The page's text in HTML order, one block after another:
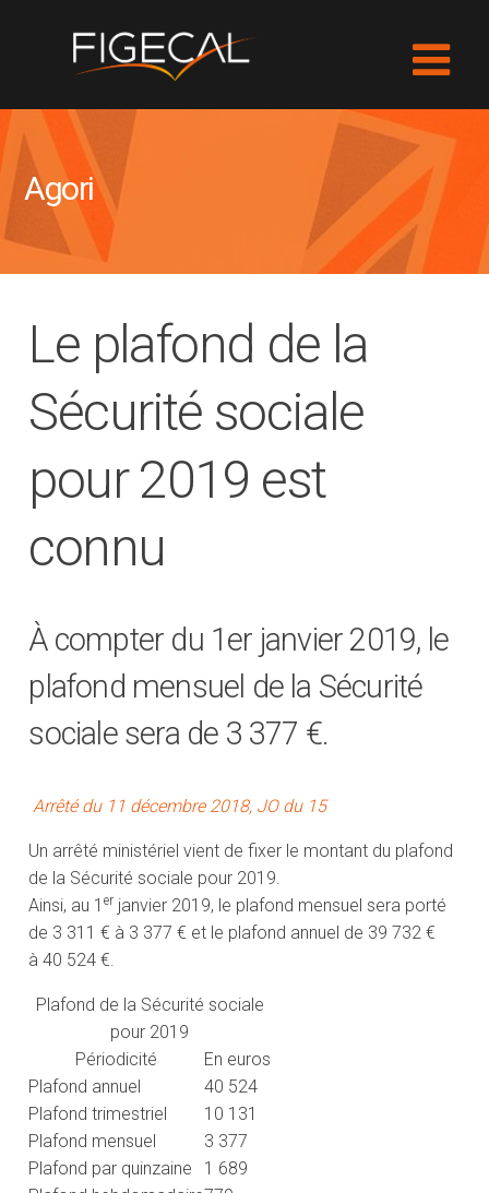
Agori
Le plafond de la
Sécurité sociale
pour 2019 est
connu
À compter du 1er janvier 2019, le
plafond mensuel de la Sécurité
sociale sera de 3 377 €.
Arrêté du 11 décembre 2018, JO du 15
Un arrêté ministériel vient de fixer le montant du plafond
de la Sécurité sociale pour 2019.
Ainsi, au 1er janvier 2019, le plafond mensuel sera porté
de 3 311 € à 3 377 € et le plafond annuel de 39 732 €
à 40 524 €.
Plafond de la Sécurité sociale
pour 2019
Périodicité
En euros
Plafond annuel
40 524
Plafond trimestriel
10 131
Plafond mensuel
3 377
Plafond par quinzaine
1 689